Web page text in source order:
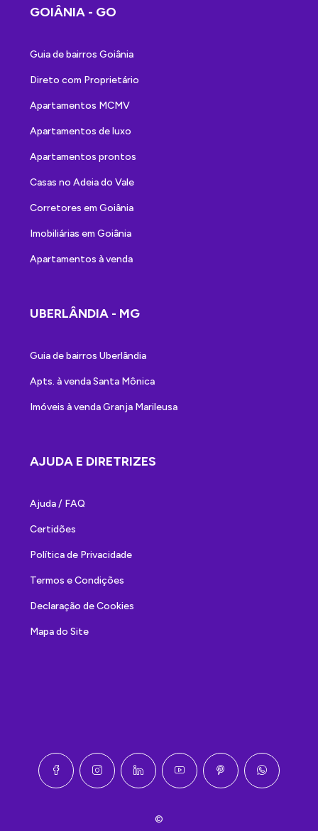
GOIÂNIA - GO
Guia de bairros Goiânia
Direto com Proprietário
Apartamentos MCMV
Apartamentos de luxo
Apartamentos prontos
Casas no Adeia do Vale
Corretores em Goiânia
Imobiliárias em Goiânia
Apartamentos à venda
UBERLÂNDIA - MG
Guia de bairros Uberlândia
Apts. à venda Santa Mônica
Imóveis à venda Granja Marileusa
AJUDA E DIRETRIZES
Ajuda / FAQ
Certidões
Política de Privacidade
Termos e Condições
Declaração de Cookies
Mapa do Site
©